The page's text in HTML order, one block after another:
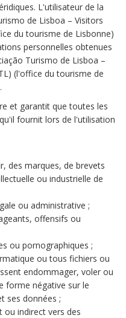
L'utilisateur de la
de Lisboa – Visitors
du tourisme de Lisbonne)
personnelles obtenues
Turismo de Lisboa –
(l'office du tourisme de
et garantit que toutes les
fournit lors de l'utilisation
des marques, de brevets
ou industrielle de
ou administrative ;
offensifs ou
ou pornographiques ;
ou tous fichiers ou
endommager, voler ou
forme négative sur le
ses données ;
ou indirect vers des